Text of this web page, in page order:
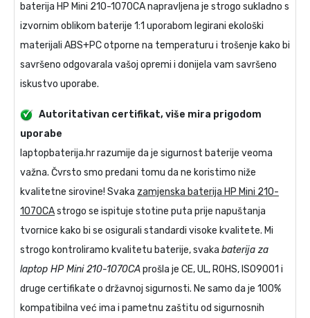
baterija HP Mini 210-1070CAnapravljena je strogo sukladno s
izvornim oblikom baterije 1:1 uporabom legirani ekološki
materijali ABS+PC otporne na temperaturu i trošenje kako bi
savršeno odgovarala vašoj opremi i donijela vam savršeno
iskustvo uporabe.
Autoritativan certifikat, više mira prigodom
uporabe
laptopbaterija.hr razumije da je sigurnost baterije veoma
važna. Čvrsto smo predani tomu da ne koristimo niže
kvalitetne sirovine! Svaka zamjenska baterija HP Mini 210-
1070CAstrogo se ispituje stotine puta prije napuštanja
tvornice kako bi se osigurali standardi visoke kvalitete. Mi
strogo kontroliramo kvalitetu baterije, svaka baterija za
laptop HP Mini 210-1070CAprošla je CE, UL, ROHS, ISO9001 i
druge certifikate o državnoj sigurnosti. Ne samo da je 100%
kompatibilna već ima i pametnu zaštitu od sigurnosnih